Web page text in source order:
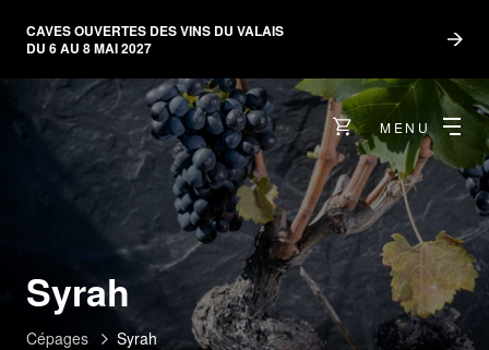
CAVES OUVERTES DES VINS DU VALAIS
DU 6 AU 8 MAI 2027
MENU
Syrah
Cépages Syrah